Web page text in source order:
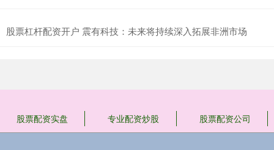
股票杠杆配资开户 震有科技：未来将持续深入拓展非洲市场
股票配资实盘 专业配资炒股 股票配资公司